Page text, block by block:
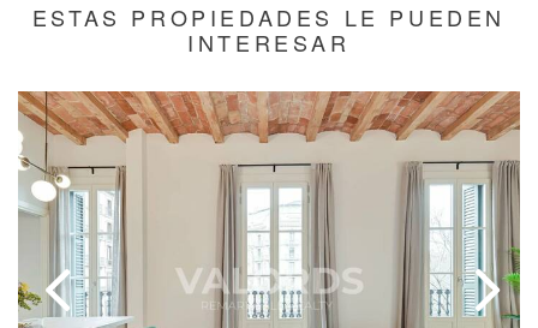
ESTAS PROPIEDADES LE PUEDEN
INTERESAR